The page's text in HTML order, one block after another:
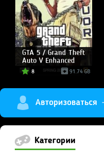
GTA 5 / Grand Theft
Auto V Enhanced
8 91.74 GB
Категории